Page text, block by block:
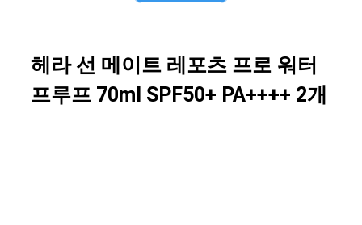
헤라 선 메이트 레포츠 프로 워터
프루프 70ml SPF50+ PA++++ 2개